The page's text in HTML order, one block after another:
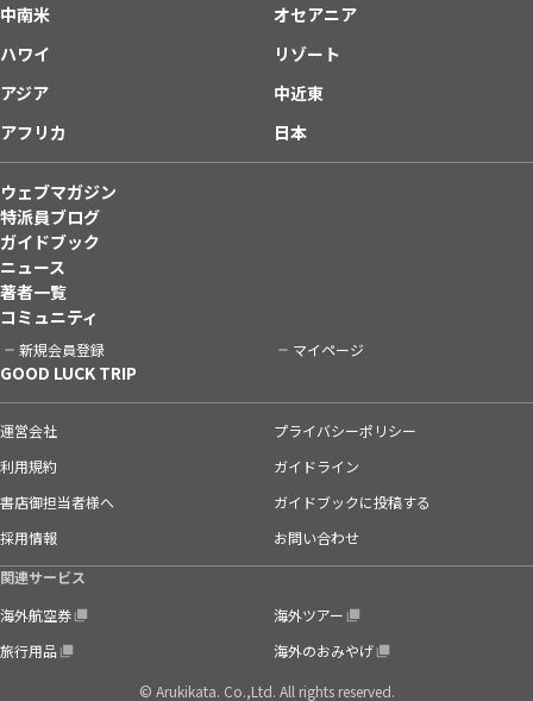
中南米
オセアニア
ハワイ
リゾート
アジア
中近東
アフリカ
日本
ウェブマガジン
特派員ブログ
ガイドブック
ニュース
著者一覧
コミュニティ
新規会員登録 マイページ
GOOD LUCK TRIP
運営会社
プライバシーポリシー
利用規約
ガイドライン
書店御担当者様へ
ガイドブックに投稿する
採用情報
お問い合わせ
関連サービス
海外航空券
海外ツアー
旅行用品
海外のおみやげ
© Arukikata. Co.,Ltd. All rights reserved.